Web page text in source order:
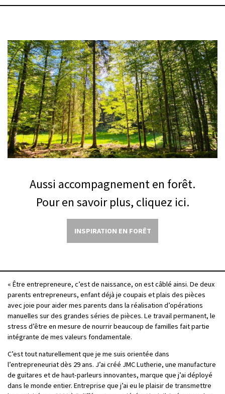
i
d
e
.
Aussi accompagnement en forêt.
Pour en savoir plus, cliquez ici.
INSPIRATION EN FORÊT
« Être entrepreneure, c’est de naissance, on est câblé ainsi. De deux
parents entrepreneurs, enfant déjà je coupais et plais des pièces
avec joie pour aider mes parents dans la réalisation d’opérations
manuelles sur des grandes séries de pièces. Le travail permanent, le
stress d’être en mesure de nourrir beaucoup de familles fait partie
intégrante de mes valeurs fondamentale.
C’est tout naturellement que je me suis orientée dans
l’entrepreneuriat dès 29 ans. J’ai créé JMC Lutherie, une manufacture
de guitares et de haut-parleurs innovantes, marque que j’ai déployé
dans le monde entier. Entreprise que j’ai eu le plaisir de transmettre